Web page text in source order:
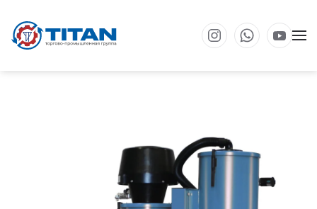
Перейти к основному содержанию